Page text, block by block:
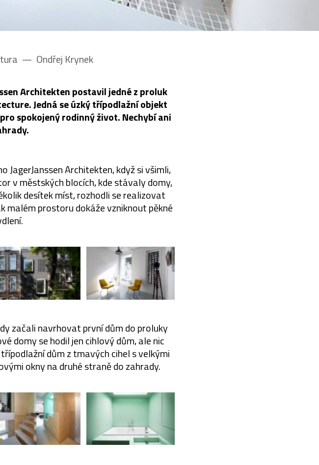
–– Ondřej Krynek
Architekten postavil jedné z proluk
Jedná se úzký třípodlažní objekt
spokojený rodinný život. Nechybí ani
Architekten, když si všimli,
v městských blocích, kde stávaly domy,
desítek míst, rozhodli se realizovat
malém prostoru dokáže vzniknout pěkné
začali navrhovat první dům do proluky
domy se hodil jen cihlový dům, ale nic
dům z tmavých cihel s velkými
okny na druhé straně do zahrady.